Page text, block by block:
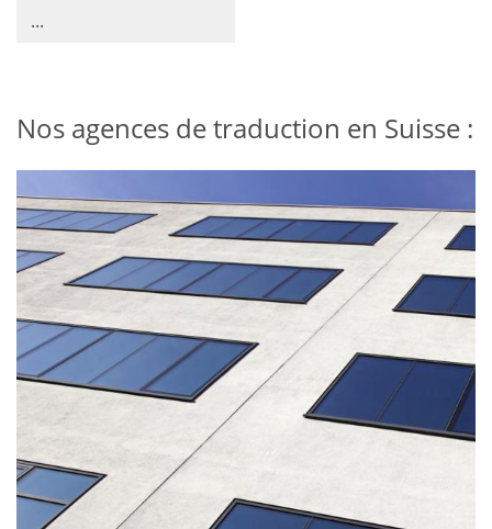
...
Nos agences de traduction en Suisse :